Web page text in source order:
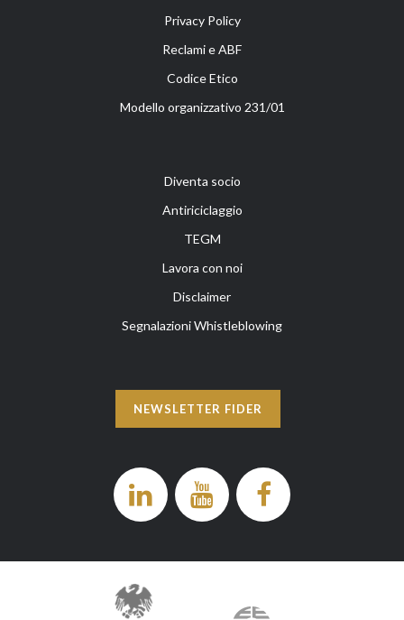
Privacy Policy
Reclami e ABF
Codice Etico
Modello organizzativo 231/01
Diventa socio
Antiriciclaggio
TEGM
Lavora con noi
Disclaimer
Segnalazioni Whistleblowing
NEWSLETTER FIDER